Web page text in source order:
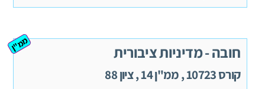
חובה - מדיניות ציבורית
קורס 10723 , ממ"ן 14 , ציון 88
ממ"ן